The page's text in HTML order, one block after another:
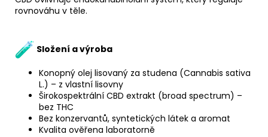
rovnováhu v těle.
Složení a výroba
Konopný olej lisovaný za studena (Cannabis sativa
L.) – z vlastní lisovny
Širokospektrální CBD extrakt (broad spectrum) –
bez THC
Bez konzervantů, syntetických látek a aromat
Kvalita ověřena laboratorně